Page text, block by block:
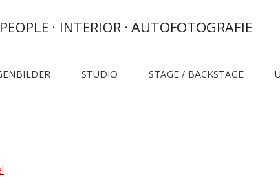
PEOPLE · INTERIOR · AUTOFOTOGRAFIE
STUDIO STAGE / BACKSTAGE